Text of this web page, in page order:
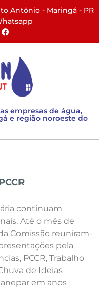
Antônio - Maringá - PR​
empresas de água,
e região noroeste do
continuam
Até o mês de
Comissão reuniram-
pela
PCCR, Trabalho
de Ideias
em anos